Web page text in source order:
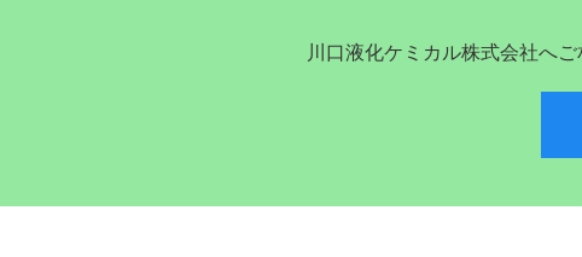
川口液化ケミカル株式会社へご